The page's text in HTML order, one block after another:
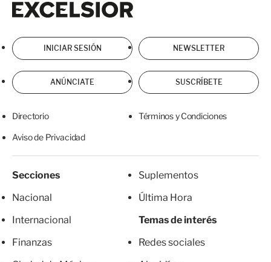
INICIAR SESIÓN NEWSLETTER
ANÚNCIATE SUSCRÍBETE
Directorio Términos y Condiciones
Aviso de Privacidad
Secciones
Nacional
Internacional
Finanzas
Suplementos
Última Hora
Temas de interés
Redes sociales